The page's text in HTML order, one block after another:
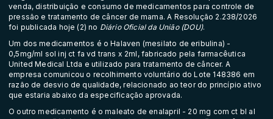
venda, distribuição e consumo de medicamentos para controle de
pressão e tratamento de câncer de mama. A Resolução 2.238/2026
foi publicada hoje (2) no Diário Oficial da União (DOU).
Um dos medicamentos é o Halaven (mesilato de eribulina) -
0,5mg/ml sol inj ct fa vd trans x 2ml, fabricado pela farmacêutica
United Medical Ltda e utilizado para tratamento de câncer. A
empresa comunicou o recolhimento voluntário do Lote 148386 em
razão de desvio de qualidade, relacionado ao teor do princípio ativo
que estaria abaixo da especificação aprovada.
O outro medicamento é o maleato de enalapril - 20 mg com ct bl al